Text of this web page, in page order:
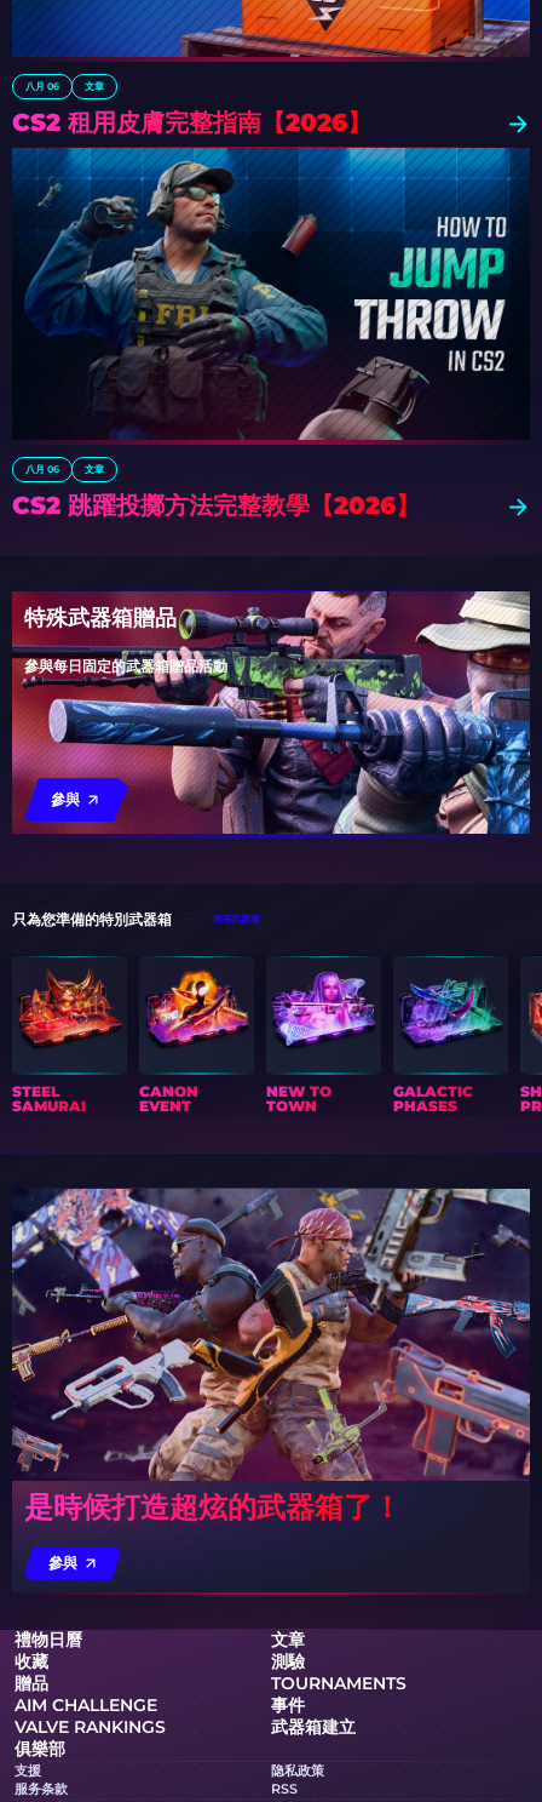
八月 06 文章
CS2 租用皮膚完整指南【2026】
八月 06 文章
CS2 跳躍投擲方法完整教學【2026】
特殊武器箱贈品
參與每日固定的武器箱贈品活動
參與
只為您準備的特別武器箱 所有武器箱
STEEL
SAMURAI
CANON
EVENT
NEW TO
TOWN
GALACTIC
PHASES
是時候打造超炫的武器箱了！
參與
禮物日曆
文章
收藏
測驗
贈品
TOURNAMENTS
AIM CHALLENGE
事件
VALVE RANKINGS
武器箱建立
俱樂部
支援
隐私政策
服务条款
RSS